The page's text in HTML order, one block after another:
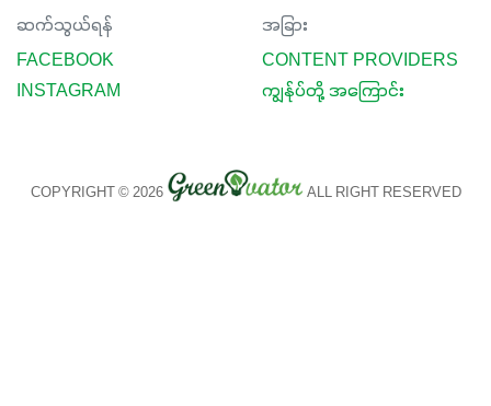
ဆက်သွယ်ရန်
FACEBOOK
INSTAGRAM
အခြား
CONTENT PROVIDERS
ကျွန်ုပ်တို့ အကြောင်း
COPYRIGHT © 2026 ALL RIGHT RESERVED